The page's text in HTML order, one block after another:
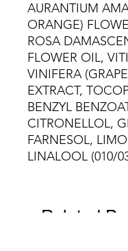
AURANTIUM
ORANGE)
ROSA
FLOWER OIL,
VINIFERA
EXTRACT,
BENZYL
CITRONELLOL,
FARNESOL,
LINALOOL (010/
Related